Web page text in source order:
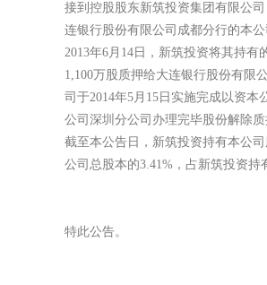
接到控股股东新筑投资集团有限
连银行股份有限公司成都分行的本
2013年6月14日，新筑投资将
1,100万股质押给大连银行股份有限
司于2014年5月15日实施完成以资本
公司深圳分公司办理完毕股份解除
截至本公告日，新筑投资持有本公
公司总股本的3.41%，占新筑投资
特此公告。